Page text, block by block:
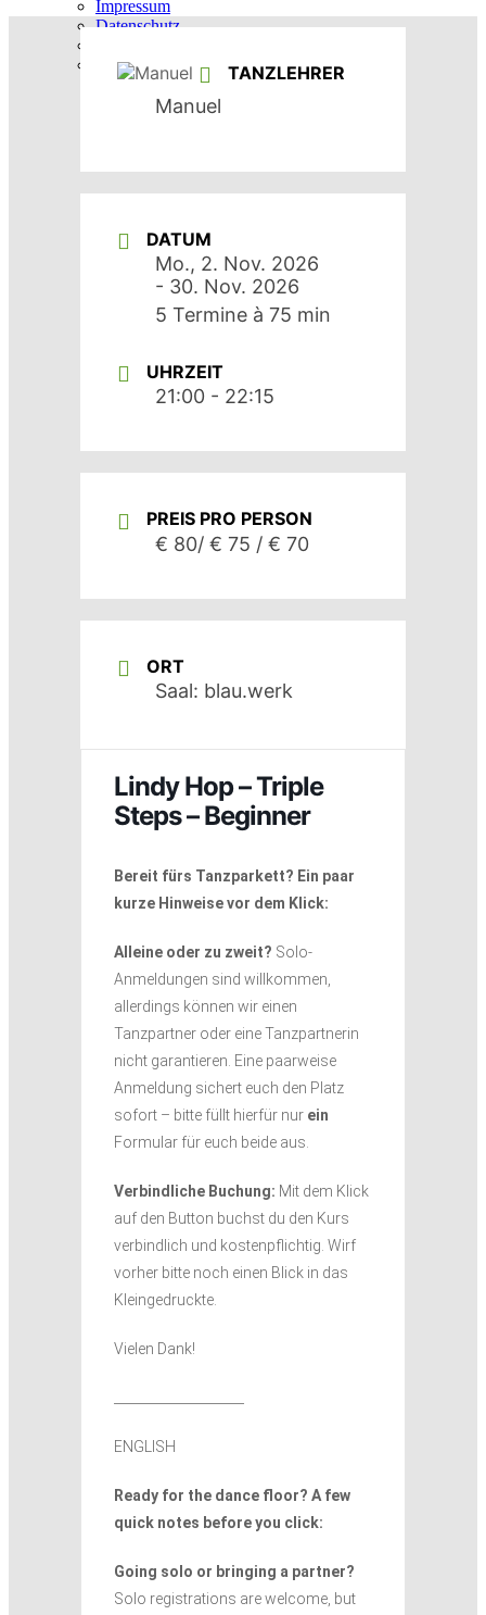
Impressum
Datenschutz
Vertrag widerrufen
TANZLEHRER
Manuel
DATUM
Mo., 2. Nov. 2026
- 30. Nov. 2026
5 Termine à 75 min
UHRZEIT
21:00 - 22:15
PREIS PRO PERSON
€ 80/ € 75 / € 70
ORT
Saal: blau.werk
Lindy Hop – Triple
Steps – Beginner
Bereit fürs Tanzparkett? Ein paar
kurze Hinweise vor dem Klick:
Alleine oder zu zweit? Solo-
Anmeldungen sind willkommen,
allerdings können wir einen
Tanzpartner oder eine Tanzpartnerin
nicht garantieren. Eine paarweise
Anmeldung sichert euch den Platz
sofort – bitte füllt hierfür nur ein
Formular für euch beide aus.
Verbindliche Buchung: Mit dem Klick
auf den Button buchst du den Kurs
verbindlich und kostenpflichtig. Wirf
vorher bitte noch einen Blick in das
Kleingedruckte.
Vielen Dank!
ENGLISH
Ready for the dance floor? A few
quick notes before you click:
Going solo or bringing a partner?
Solo registrations are welcome, but